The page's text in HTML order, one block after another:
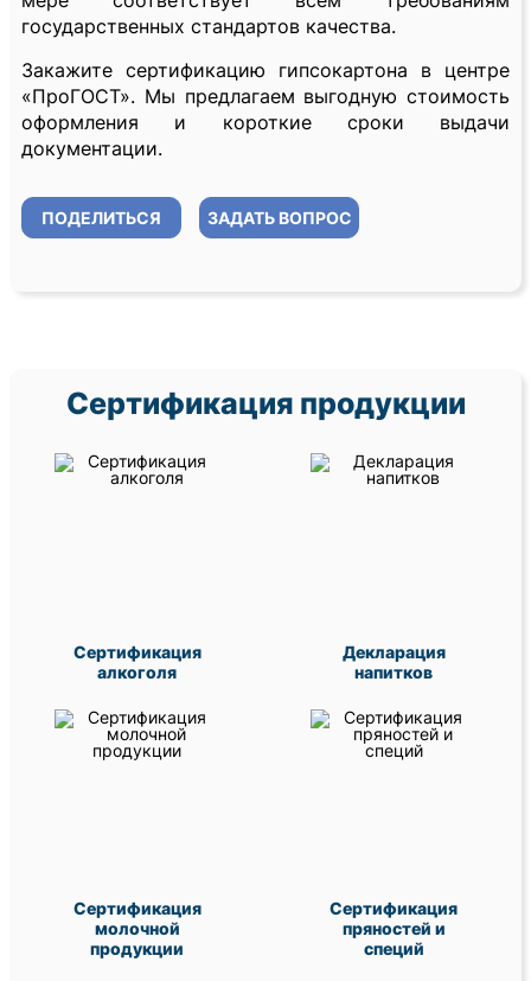
государственных стандартов качества.
Закажите сертификацию гипсокартона в центре
«ПроГОСТ». Мы предлагаем выгодную стоимость
оформления и короткие сроки выдачи
документации.
ПОДЕЛИТЬСЯ ЗАДАТЬ ВОПРОС
Сертификация продукции
Сертификация
алкоголя
Декларация
напитков
Сертификация
молочной
продукции
Сертификация
пряностей и
специй